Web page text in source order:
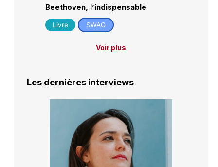
Beethoven, l’indispensable
Livre SWAG
Voir plus
Les dernières interviews